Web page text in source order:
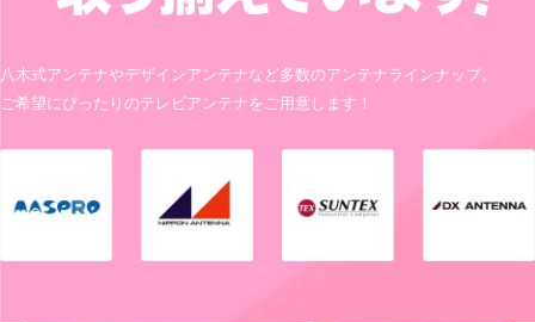
八木式アンテナやデザインアンテナなど多数のアンテナラインナップ。
ご希望にぴったりのテレビアンテナをご用意します！